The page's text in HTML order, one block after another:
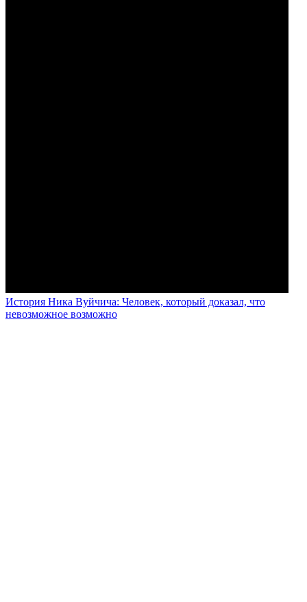
История Ника Вуйчича: Человек, который доказал, что
невозможное возможно